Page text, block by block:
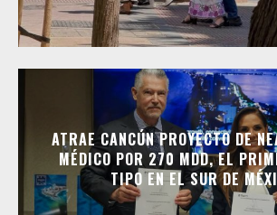
ATRAE CANCÚN PROYECTO DE
MÉDICO POR 270 MDD, EL
TIPO EN EL SUR DE